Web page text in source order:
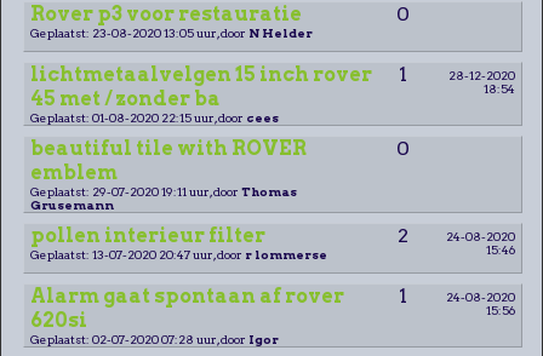
Rover p3 voor restauratie 0
Geplaatst: 23-08-2020 13:05 uur, door N Helder
lichtmetaalvelgen 15 inch rover
45 met / zonder ba
1
28-12-2020
18:54
Geplaatst: 01-08-2020 22:15 uur, door cees
beautiful tile with ROVER
emblem
0
Geplaatst: 29-07-2020 19:11 uur, door Thomas
Grusemann
pollen interieur filter 2
24-08-2020
15:46
Geplaatst: 13-07-2020 20:47 uur, door r lommerse
Alarm gaat spontaan af rover
620si
1
24-08-2020
15:56
Geplaatst: 02-07-2020 07:28 uur, door Igor